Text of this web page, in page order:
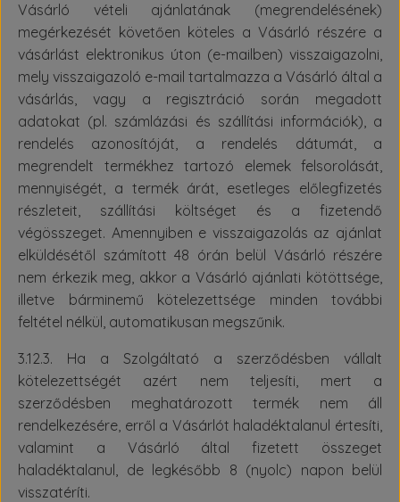
Vásárló vételi ajánlatának (megrendelésének)
megérkezését követően köteles a Vásárló részére a
vásárlást elektronikus úton (e-mailben) visszaigazolni,
mely visszaigazoló e-mail tartalmazza a Vásárló által a
vásárlás, vagy a regisztráció során megadott
adatokat (pl. számlázási és szállítási információk), a
rendelés azonosítóját, a rendelés dátumát, a
megrendelt termékhez tartozó elemek felsorolását,
mennyiségét, a termék árát, esetleges előlegfizetés
részleteit, szállítási költséget és a fizetendő
végösszeget. Amennyiben e visszaigazolás az ajánlat
elküldésétől számított 48 órán belül Vásárló részére
nem érkezik meg, akkor a Vásárló ajánlati kötöttsége,
illetve bárminemű kötelezettsége minden további
feltétel nélkül, automatikusan megszűnik.
3.12.3. Ha a Szolgáltató a szerződésben vállalt
kötelezettségét azért nem teljesíti, mert a
szerződésben meghatározott termék nem áll
rendelkezésére, erről a Vásárlót haladéktalanul értesíti,
valamint a Vásárló által fizetett összeget
haladéktalanul, de legkésőbb 8 (nyolc) napon belül
visszatéríti.